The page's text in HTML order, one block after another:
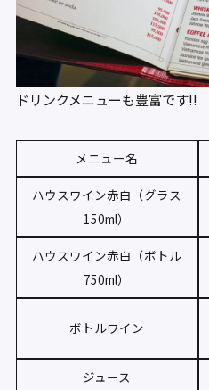
ドリンクメニューも豊富です!!
メニュー名
ハウスワイン赤白（グラス
150ml）
ハウスワイン赤白（ボトル
750ml）
ボトルワイン
ジュース